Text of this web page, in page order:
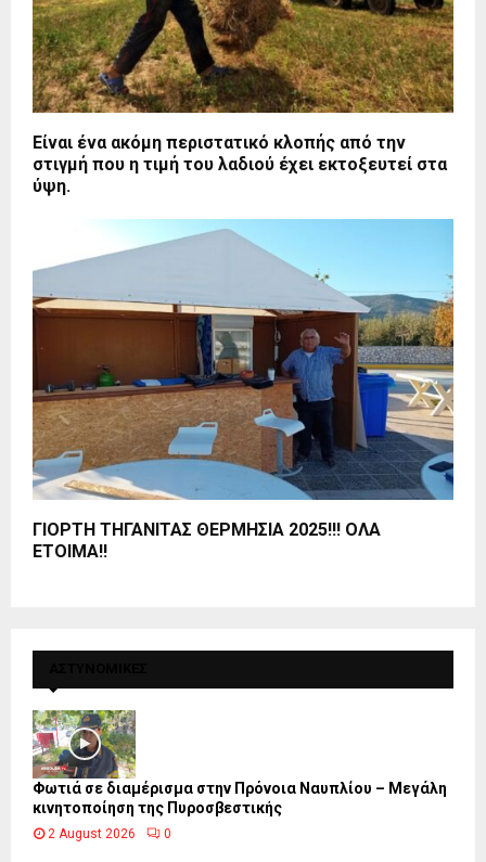
Είναι ένα ακόμη περιστατικό κλοπής από την
στιγμή που η τιμή του λαδιού έχει εκτοξευτεί στα
ύψη.
ΓΙΟΡΤΗ ΤΗΓΑΝΙΤΑΣ ΘΕΡΜΗΣΙΑ 2025!!! ΟΛΑ
ΕΤΟΙΜΑ!!
Φωτιά σε διαμέρισμα στην Πρόνοια Ναυπλίου – Μεγάλη
κινητοποίηση της Πυροσβεστικής
2 August 2026 0